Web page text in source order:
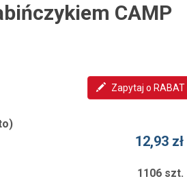
CAMP
Zapytaj o RABAT
12,93 zł
1106 szt.